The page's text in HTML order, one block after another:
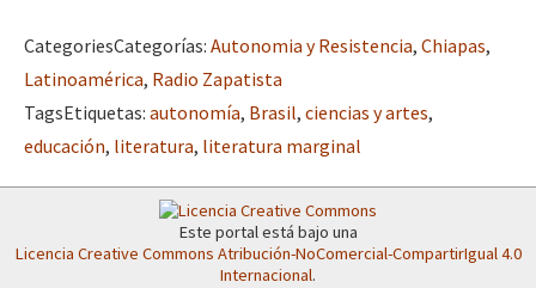
Presos
Mujeres
[CDMX – 20 julio] Jornadas globales por la libertad de Jesús
“Sonhando a Terra do Bem Virá” se publica no Estado Espanhol
Se o México sabe, que o mundo saiba! Nossas lutas pela
CategoriesCategorías: Autonomia y Resistencia, Chiapas,
Latinoamérica, Radio Zapatista
TagsEtiquetas: autonomía, Brasil, ciencias y artes,
educación, literatura, literatura marginal
Este portal está bajo una
Licencia Creative Commons Atribución-NoComercial-CompartirIgual 4.0
Internacional.